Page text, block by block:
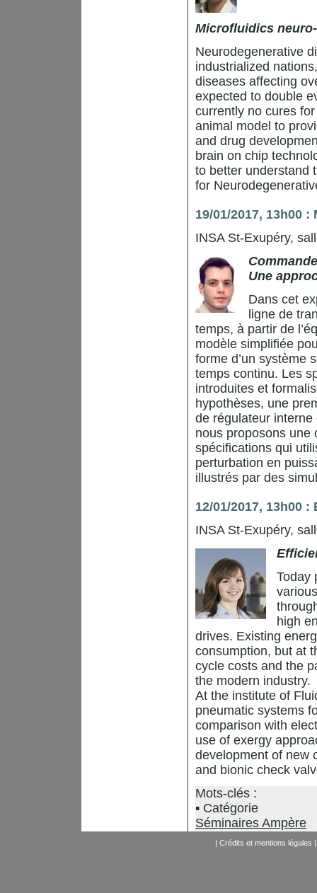
Microfluidics
Neurodegenerative
industrialized
diseases affecting
expected to double
currently no cures
animal model to
and drug
brain on chip
to better understand
for
19/01/2017, 13h00
INSA St-Exupéry,
Une
Dans cet
ligne de
temps, à partir de
modèle simplifiée
forme d’un système
temps continu. Les
introduites et
hypothèses, une
de régulateur
nous proposons une
spécifications qui
perturbation en
illustrés par des
12/01/2017, 13h00
INSA St-Exupéry,
Today
high
drives. Existing
consumption, but at
cycle costs and the
the modern industry.
At the institute of
pneumatic systems
comparison with
use of exergy
development of new
and bionic check
Mots-clés :
Catégorie
Séminaires Ampère
| Crédits et mentions légales